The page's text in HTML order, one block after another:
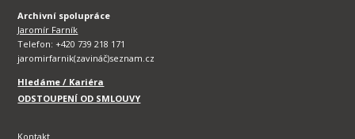
Archivní spolupráce
Jaromír Farník
Telefon: +420 739 218 171
jaromirfarnik(zavináč)seznam.cz
Hledáme / Kariéra
ODSTOUPENÍ OD SMLOUVY
Kontakt